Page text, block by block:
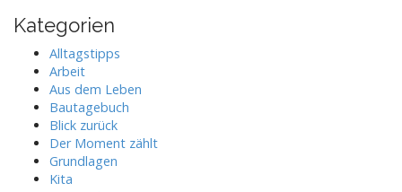
Kategorien
Alltagstipps
Arbeit
Aus dem Leben
Bautagebuch
Blick zurück
Der Moment zählt
Grundlagen
Kita